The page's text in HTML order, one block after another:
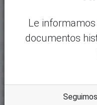
8.95 MB
Adobe
Le
documentos